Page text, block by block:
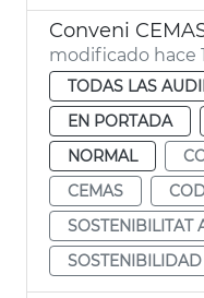
modificado hace
TODAS LAS
EN PORTADA
NORMAL
CEMAS
SOSTENIBILITAT